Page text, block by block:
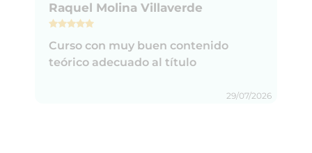
Raquel Molina Villaverde
Curso con muy buen contenido
teórico adecuado al título
29/07/2026